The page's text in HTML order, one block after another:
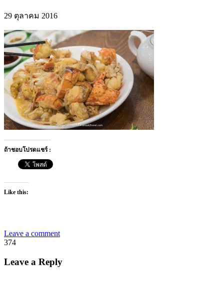
29 ตุลาคม 2016
ถ้าชอบโปรดแชร์ :
Like this:
Leave a comment
374
Leave a Reply